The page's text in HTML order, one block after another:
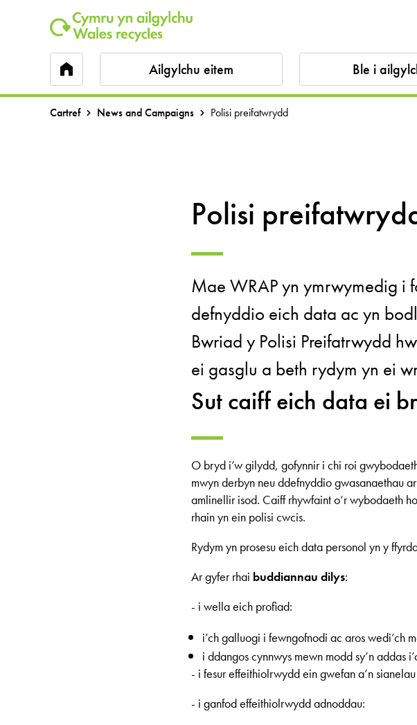
Ailgylchu eitem Ble i
Cartref News and Campaigns Polisi preifatwrydd
Polisi
Mae WRAP yn ymrwymedig i
defnyddio eich data ac yn
Bwriad y Polisi Preifatrwydd
ei gasglu a beth rydym yn ei
Sut caiff eich data ei
O bryd i’w gilydd, gofynnir i chi roi
mwyn derbyn neu ddefnyddio gwasanaethau
amlinellir isod. Caiff rhywfaint o’r wybodaeth
rhain yn ein polisi cwcis.
Rydym yn prosesu eich data personol yn y
Ar gyfer rhai buddiannau dilys:
- i wella eich profiad:
i’ch galluogi i fewngofnodi ac aros wedi’ch
i ddangos cynnwys mewn modd sy’n addas
- i fesur effeithiolrwydd ein gwefan a’n
- i ganfod effeithiolrwydd adnoddau: